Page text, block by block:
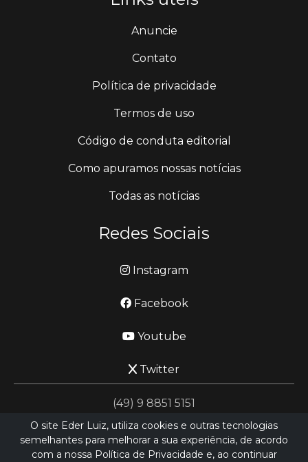
Anuncie
Contato
Política de privacidade
Termos de uso
Código de conduta editorial
Como apuramos nossas notícias
Todas as notícias
Redes Sociais
Instagram
Facebook
Youtube
Twitter
(49) 9 8851 5151
jornalismo@ederluiz.com.vc
O site Eder Luiz, utiliza cookies e outras tecnologias
semelhantes para melhorar a sua experiência, de acordo
com a nossa Política de Privacidade e, ao continuar